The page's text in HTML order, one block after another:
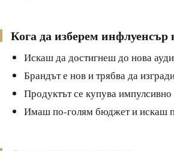
Кога да изберем
Искаш да достигнеш до нова
Брандът е нов и трябва да
Продуктът се купува импулсивно
Имаш по-голям бюджет и искаш